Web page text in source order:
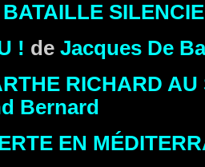
! de Jacques De
RICHARD
Bernard
EN